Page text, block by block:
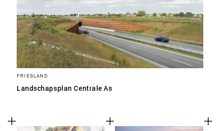
FRIESLAND
Landschapsplan Centrale As